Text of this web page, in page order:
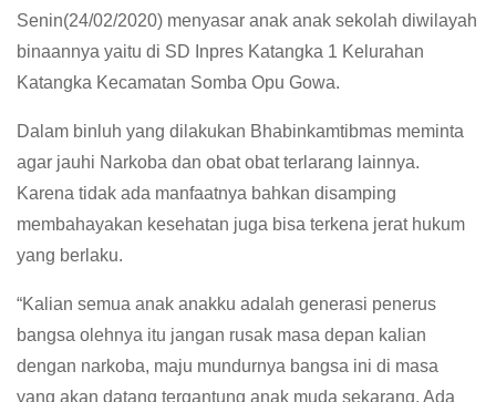
Senin(24/02/2020) menyasar anak anak sekolah diwilayah
binaannya yaitu di SD Inpres Katangka 1 Kelurahan
Katangka Kecamatan Somba Opu Gowa.
Dalam binluh yang dilakukan Bhabinkamtibmas meminta
agar jauhi Narkoba dan obat obat terlarang lainnya.
Karena tidak ada manfaatnya bahkan disamping
membahayakan kesehatan juga bisa terkena jerat hukum
yang berlaku.
“Kalian semua anak anakku adalah generasi penerus
bangsa olehnya itu jangan rusak masa depan kalian
dengan narkoba, maju mundurnya bangsa ini di masa
yang akan datang tergantung anak muda sekarang. Ada